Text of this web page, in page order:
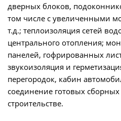
дверных блоков,
том числе с увеличенными
т.д.; теплоизоляция сетей
центрального отопления;
панелей, гофрированных
звукоизоляция и
перегородок, кабин
соединение готовых
строительстве.